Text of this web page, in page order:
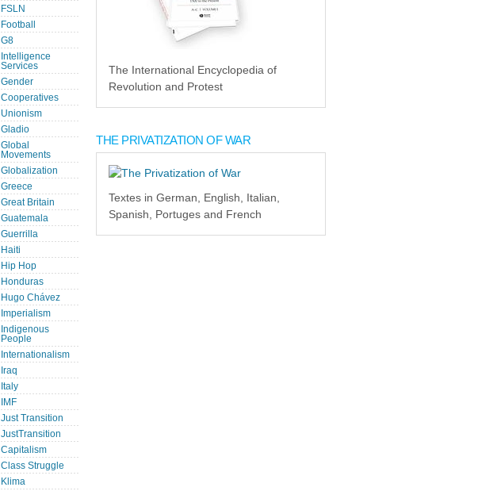
FSLN
Football
G8
Intelligence
Services
Gender
Cooperatives
Unionism
Gladio
Global
Movements
Globalization
Greece
Great Britain
Guatemala
Guerrilla
Haiti
Hip Hop
Honduras
Hugo Chávez
Imperialism
Indigenous
People
Internationalism
Iraq
Italy
IMF
Just Transition
JustTransition
Capitalism
Class Struggle
Klima
The International Encyclopedia of
Revolution and Protest
THE PRIVATIZATION OF WAR
Textes in German, English, Italian,
Spanish, Portuges and French